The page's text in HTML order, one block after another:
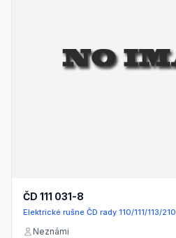
ČD 111 031-8
Elektrické rušne ČD rady 110/111/113/210
Neznámi